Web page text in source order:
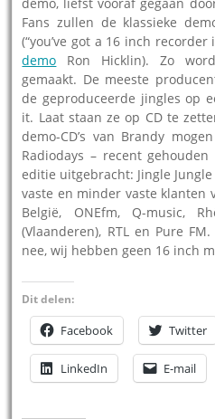
Fans zullen de klassieke
(“you’ve got a 16 inch
demo Ron Hicklin). Zo
gemaakt. De meeste
de geproduceerde jingles op
it. Laat staan ze op CD te
demo-CD’s van Brandy
Radiodays – recent
editie uitgebracht: Jingle
vaste en minder vaste klanten
België, ONEfm, Q-music,
(Vlaanderen), RTL en Pure
nee, wij hebben geen 16 inch
Dit delen:
Facebook Twitter
LinkedIn E-mail